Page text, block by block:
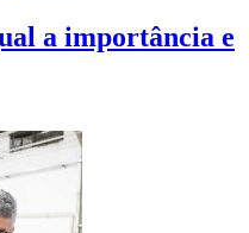
a importância e